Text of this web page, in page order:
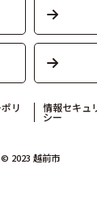
リ 情報セキュ
シー
© 2023 越前市